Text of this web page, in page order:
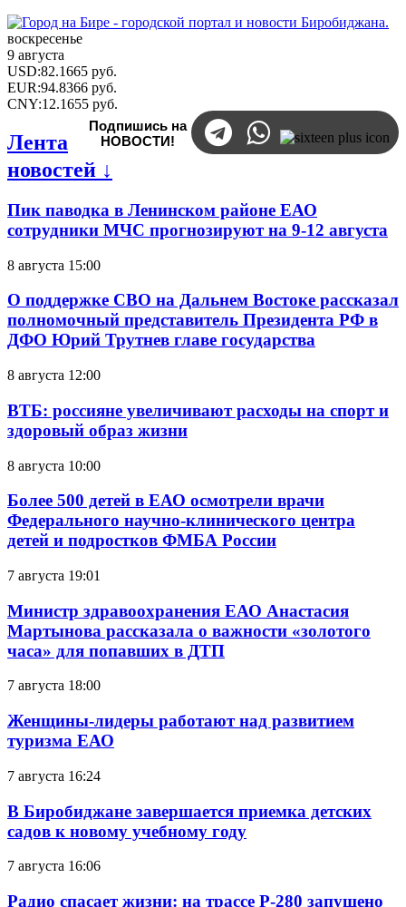
воскресенье
9 августа
USD:82.1665 руб.
EUR:94.8366 руб.
CNY:12.1655 руб.
Подпишись на
НОВОСТИ!
Лента
новостей ↓
Пик паводка в Ленинском районе ЕАО
сотрудники МЧС прогнозируют на 9-12 августа
8 августа 15:00
О поддержке СВО на Дальнем Востоке рассказал
полномочный представитель Президента РФ в
ДФО Юрий Трутнев главе государства
8 августа 12:00
ВТБ: россияне увеличивают расходы на спорт и
здоровый образ жизни
8 августа 10:00
Более 500 детей в ЕАО осмотрели врачи
Федерального научно-клинического центра
детей и подростков ФМБА России
7 августа 19:01
Министр здравоохранения ЕАО Анастасия
Мартынова рассказала о важности «золотого
часа» для попавших в ДТП
7 августа 18:00
Женщины-лидеры работают над развитием
туризма ЕАО
7 августа 16:24
В Биробиджане завершается приемка детских
садов к новому учебному году
7 августа 16:06
Радио спасает жизни: на трассе Р-280 запущено